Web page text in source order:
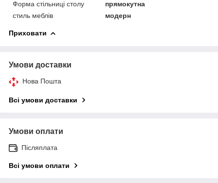
Форма стільниці столу
прямокутна
стиль меблів
модерн
Приховати
Умови доставки
Нова Пошта
Всі умови доставки
Умови оплати
Післяплата
Всі умови оплати